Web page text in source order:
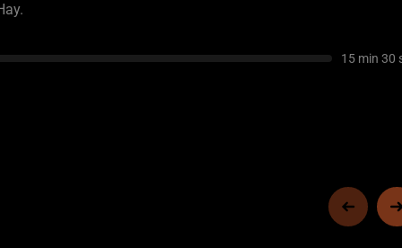
15 min 30